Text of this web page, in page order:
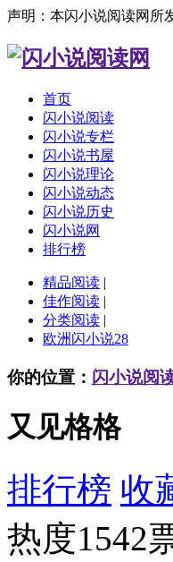
声明：本闪小说阅读网所
首页
闪小说阅读
闪小说专栏
闪小说书屋
闪小说理论
闪小说动态
闪小说历史
闪小说网
排行榜
精品阅读 |
佳作阅读 |
分类阅读 |
欧洲闪小说28
你的位置： 闪小说阅
又见格格
排行榜 收
热度1542